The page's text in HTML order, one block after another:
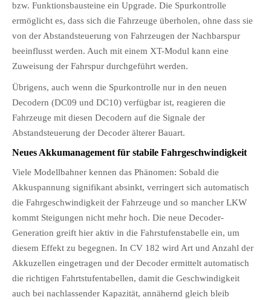
bzw. Funktionsbausteine ein Upgrade. Die Spurkontrolle
ermöglicht es, dass sich die Fahrzeuge überholen, ohne dass sie
von der Abstandsteuerung von Fahrzeugen der Nachbarspur
beeinflusst werden. Auch mit einem XT-Modul kann eine
Zuweisung der Fahrspur durchgeführt werden.
Übrigens, auch wenn die Spurkontrolle nur in den neuen
Decodern (DC09 und DC10) verfügbar ist, reagieren die
Fahrzeuge mit diesen Decodern auf die Signale der
Abstandsteuerung der Decoder älterer Bauart.
Neues Akkumanagement für stabile Fahrgeschwindigkeit
Viele Modellbahner kennen das Phänomen: Sobald die
Akkuspannung signifikant absinkt, verringert sich automatisch
die Fahrgeschwindigkeit der Fahrzeuge und so mancher LKW
kommt Steigungen nicht mehr hoch. Die neue Decoder-
Generation greift hier aktiv in die Fahrstufenstabelle ein, um
diesem Effekt zu begegnen. In CV 182 wird Art und Anzahl der
Akkuzellen eingetragen und der Decoder ermittelt automatisch
die richtigen Fahrtstufentabellen, damit die Geschwindigkeit
auch bei nachlassender Kapazität, annähernd gleich bleib